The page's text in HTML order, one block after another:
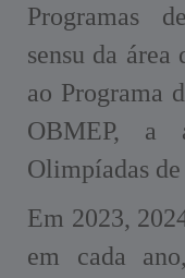
Programas
sensu da
ao Programa
OBMEP, a
Olimpíadas
Em 2023,
em cada